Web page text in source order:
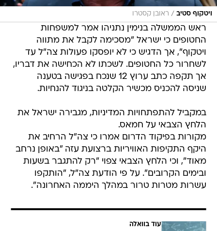
ויטקוף סטיב / ראובן קסטרו
ראש הממשלה בנימין נתניהו אמר למשפחות
החטופים כי ישראל "מסכימה לקבל את מתווה
ויטקוף", אך הדגיש כי לא יופסקו פעולות צה"ל עד
לשחרור כל החטופים. לשכתו לא הכחישה את דבריו,
אך תקפה כתב ערוץ 12 שנכח בפגישה בטענה
שניסה להכניס מכשיר הקלטה בניגוד להנחיות.
במקביל להתפתחויות המדיניות, מגבירה ישראל את
הלחץ הצבאי על חמאס.
מקורות בפיקוד הדרום אמרו כי צה"ל הרחיב את
היקף התקיפות האוויריות ברצועת עזה "באופן נרחב
מאוד", וכי הלחץ הצבאי צפוי "רק להתגבר בשעות
ובימים הקרובים". על פי הודעת צה"ל, "הותקפו
עשרות מטרות טרור במהלך היממה האחרונה".
עוד בוואלה